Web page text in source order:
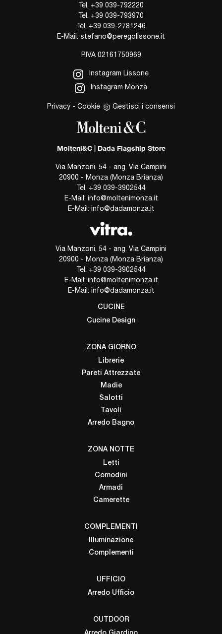
Tel. +39 039-792220
Tel. +39 039-793970
Tel. +39 039-2781246
E-Mail: stefano@peregolissone.it
P.IVA 02161750969
Instagram Lissone
Instagram Monza
Privacy - Cookie Gestisci i consensi
Molteni&C | Dada Flagship Store
Via Manzoni, 54 - ang. Via Campini
20900 - Monza (Monza Brianza)
Tel. +39 039-3902544
E-Mail: info@moltenimonza.it
E-Mail: info@dadamonza.it
Via Manzoni, 54 - ang. Via Campini
20900 - Monza (Monza Brianza)
Tel. +39 039-3902544
E-Mail: info@moltenimonza.it
E-Mail: info@dadamonza.it
CUCINE
Cucine Design
ZONA GIORNO
Librerie
Pareti Attrezzate
Madie
Salotti
Tavoli
Arredo Bagno
ZONA NOTTE
Letti
Comodini
Armadi
Camerette
COMPLEMENTI
Illuminazione
Complementi
UFFICIO
Arredo Ufficio
OUTDOOR